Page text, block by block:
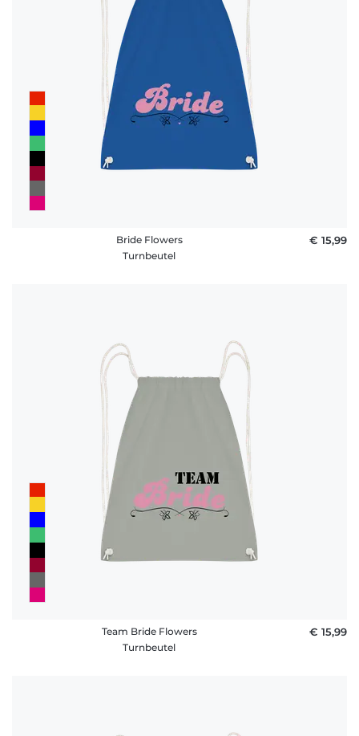
Bride Flowers
Turnbeutel
€ 15,99
Team Bride Flowers
Turnbeutel
€ 15,99